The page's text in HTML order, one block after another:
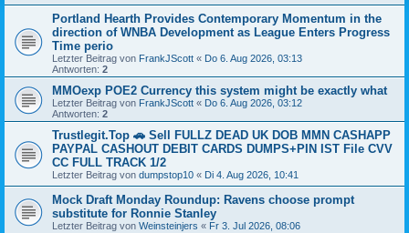
Portland Hearth Provides Contemporary Momentum in the
direction of WNBA Development as League Enters Progress
Time perio
Letzter Beitrag von FrankJScott « Do 6. Aug 2026, 03:13
Antworten: 2
MMOexp POE2 Currency this system might be exactly what
Letzter Beitrag von FrankJScott « Do 6. Aug 2026, 03:12
Antworten: 2
Trustlegit.Top 🚗 Sell FULLZ DEAD UK DOB MMN CASHAPP
PAYPAL CASHOUT DEBIT CARDS DUMPS+PIN IST File CVV
CC FULL TRACK 1/2
Letzter Beitrag von dumpstop10 « Di 4. Aug 2026, 10:41
Mock Draft Monday Roundup: Ravens choose prompt
substitute for Ronnie Stanley
Letzter Beitrag von Weinsteinjers « Fr 3. Jul 2026, 08:06